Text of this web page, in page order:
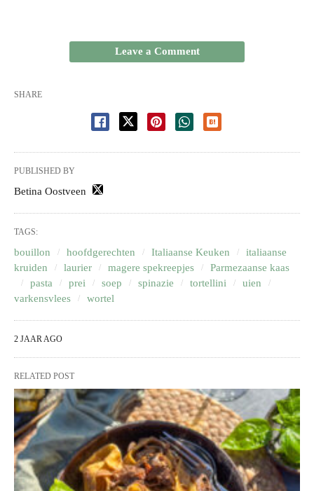
Leave a Comment
SHARE
PUBLISHED BY
Betina Oostveen
TAGS:
bouillon hoofdgerechten Italiaanse Keuken
italiaanse
kruiden
laurier magere spekreepjes
Parmezaanse kaas
pasta
prei soep spinazie tortellini
uien
varkensvlees
wortel
2 JAAR AGO
RELATED POST